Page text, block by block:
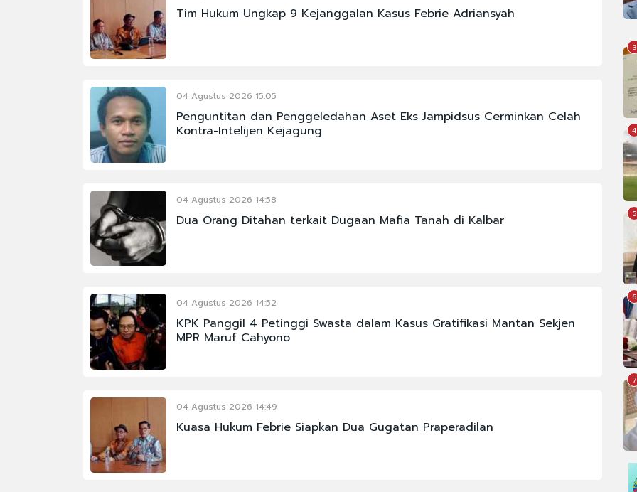
Tim Hukum Ungkap 9 Kejanggalan Kasus Febrie Adriansyah
04 Agustus 2026 15:05
Penguntitan dan Penggeledahan Aset Eks Jampidsus Cerminkan Celah
Kontra-Intelijen Kejagung
04 Agustus 2026 14:58
Dua Orang Ditahan terkait Dugaan Mafia Tanah di Kalbar
04 Agustus 2026 14:52
KPK Panggil 4 Petinggi Swasta dalam Kasus Gratifikasi Mantan Sekjen
MPR Maruf Cahyono
04 Agustus 2026 14:49
Kuasa Hukum Febrie Siapkan Dua Gugatan Praperadilan
3
4
5
6
7